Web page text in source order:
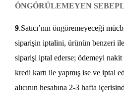
ÖNGÖRÜLEMEYEN
9.Satıcı’nın öngöremeyeceği
siparişin iptalini, ürünün benzeri
siparişi iptal ederse; ödemeyi
kredi kartı ile yapmış ise ve iptal
alıcının hesabına 2-3 hafta